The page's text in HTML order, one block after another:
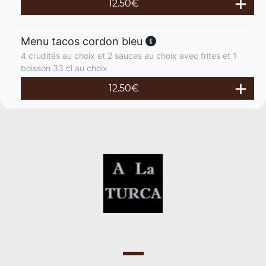
12.50€
Menu tacos cordon bleu
4 crudités au choix et 2 sauces au choix avec frites et 1
boisson 33 cl au choix
12.50€